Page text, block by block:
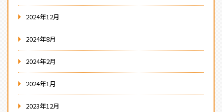
2024年12月
2024年8月
2024年2月
2024年1月
2023年12月